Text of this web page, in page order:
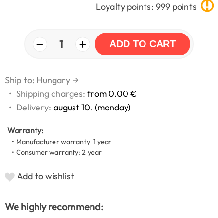
Loyalty points: 999 points
− 1 + ADD TO CART
Ship to: Hungary →
• Shipping charges:from 0.00 €
• Delivery: august 10. (monday)
Warranty:
• Manufacturer warranty: 1 year
• Consumer warranty: 2 year
Add to wishlist
We highly recommend: